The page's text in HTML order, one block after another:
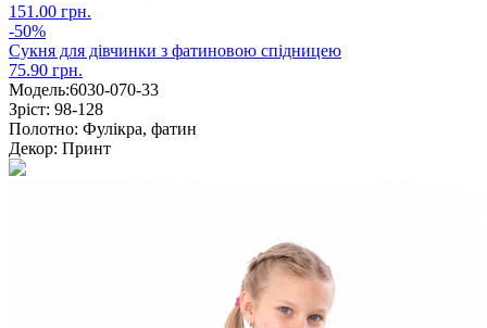
151.00 грн.
-50%
Сукня для дівчинки з фатиновою спідницею
75.90 грн.
Модель:6030-070-33
Зріст: 98-128
Полотно: Фулікра, фатин
Декор: Принт